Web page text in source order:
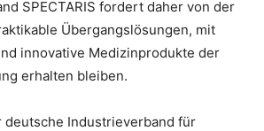
SPECTARIS fordert daher von der
Übergangslösungen, mit
innovative Medizinprodukte der
erhalten bleiben.
deutsche Industrieverband für